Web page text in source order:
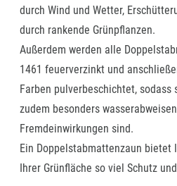
durch Wind und Wetter,
durch rankende Grünpflanzen.
Außerdem werden alle
1461 feuerverzinkt und
Farben pulverbeschichtet, sodass
zudem besonders
Fremdeinwirkungen sind.
Ein Doppelstabmattenzaun bietet
Ihrer Grünfläche so viel Schutz